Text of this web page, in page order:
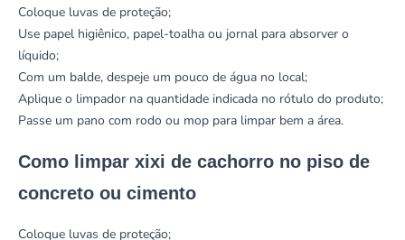
Coloque luvas de proteção;
Use papel higiênico, papel-toalha ou jornal para absorver o
líquido;
Com um balde, despeje um pouco de água no local;
Aplique o limpador na quantidade indicada no rótulo do produto;
Passe um pano com rodo ou mop para limpar bem a área.
Como limpar xixi de cachorro no piso de
concreto ou cimento
Coloque luvas de proteção;